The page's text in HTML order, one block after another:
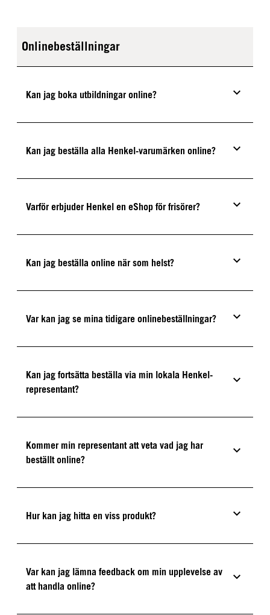
Onlinebeställningar
Kan jag boka utbildningar online?
Kan jag beställa alla Henkel-varumärken online?
Varför erbjuder Henkel en eShop för frisörer?
Kan jag beställa online när som helst?
Var kan jag se mina tidigare onlinebeställningar?
Kan jag fortsätta beställa via min lokala Henkel-
representant?
Kommer min representant att veta vad jag har
beställt online?
Hur kan jag hitta en viss produkt?
Var kan jag lämna feedback om min upplevelse av
att handla online?